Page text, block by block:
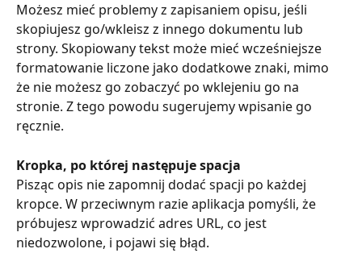
Możesz mieć problemy z zapisaniem opisu, jeśli
skopiujesz go/wkleisz z innego dokumentu lub
strony. Skopiowany tekst może mieć wcześniejsze
formatowanie liczone jako dodatkowe znaki, mimo
że nie możesz go zobaczyć po wklejeniu go na
stronie. Z tego powodu sugerujemy wpisanie go
ręcznie.
Kropka, po której następuje spacja
Pisząc opis nie zapomnij dodać spacji po każdej
kropce. W przeciwnym razie aplikacja pomyśli, że
próbujesz wprowadzić adres URL, co jest
niedozwolone, i pojawi się błąd.